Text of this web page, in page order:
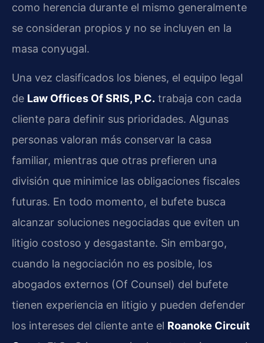
como herencia durante el mismo generalmente
se consideran propios y no se incluyen en la
masa conyugal.
Una vez clasificados los bienes, el equipo legal
de Law Offices Of SRIS, P.C. trabaja con cada
cliente para definir sus prioridades. Algunas
personas valoran más conservar la casa
familiar, mientras que otras prefieren una
división que minimice las obligaciones fiscales
futuras. En todo momento, el bufete busca
alcanzar soluciones negociadas que eviten un
litigio costoso y desgastante. Sin embargo,
cuando la negociación no es posible, los
abogados externos (Of Counsel) del bufete
tienen experiencia en litigio y pueden defender
los intereses del cliente ante el Roanoke Circuit